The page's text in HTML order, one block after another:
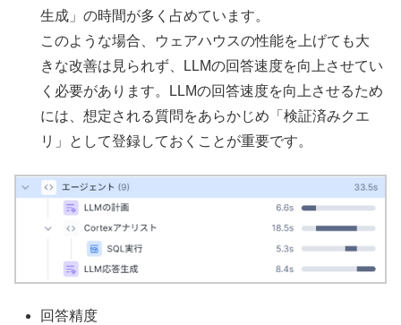
生成」の時間が多く占めています。
このような場合、ウェアハウスの性能を上げても大
きな改善は見られず、LLMの回答速度を向上させてい
く必要があります。LLMの回答速度を向上させるため
には、想定される質問をあらかじめ「検証済みクエ
リ」として登録しておくことが重要です。
回答精度